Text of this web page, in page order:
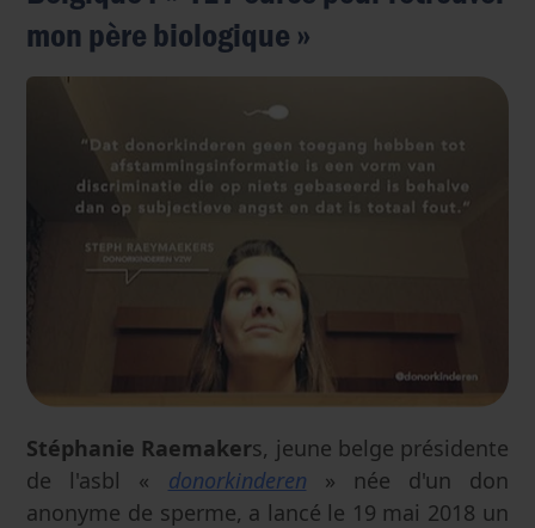
mon père biologique »
Stéphanie Raemakers, jeune belge présidente
de l'asbl « donorkinderen » née d'un don
anonyme de sperme, a lancé le 19 mai 2018 un